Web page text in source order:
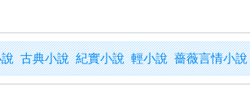
古典小說 紀實小說 輕小說 薔薇言情小說